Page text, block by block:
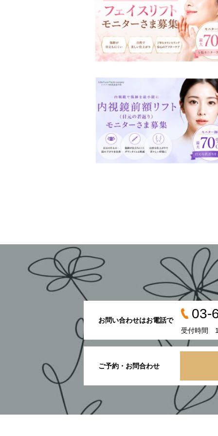
ご予約・お問合わせ
お問い合わせはお電話で 03-
受付時間